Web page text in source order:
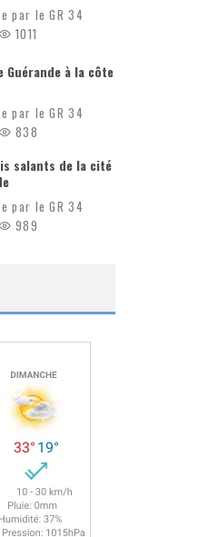
par le GR 34
1011
Guérande à la côte
par le GR 34
838
salants de la cité
par le GR 34
989